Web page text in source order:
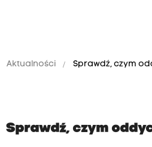
Aktualności Sprawdź, czym
Sprawdź, czym